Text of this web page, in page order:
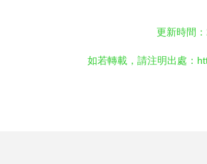
更新時間
如若轉載，請注明出處：